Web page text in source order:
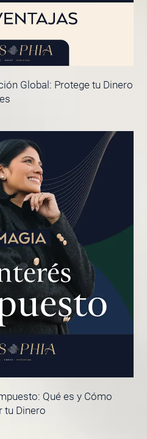
Global: Protege tu Dinero
Qué es y Cómo
tu Dinero